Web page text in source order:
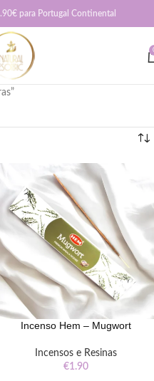
para Portugal Continental
Incenso Hem – Mugwort
Incensos e Resinas
€1.90